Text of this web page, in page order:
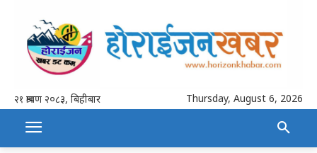
२१ श्रावण २०८३, बिहीबार Thursday, August 6, 2026